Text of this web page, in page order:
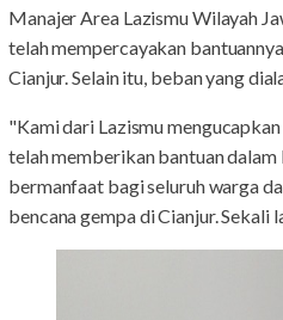
Manajer Area Lazismu Wilayah
telah mempercayakan
Cianjur. Selain itu, beban yang
"Kami dari Lazismu
telah memberikan bantuan dalam
bermanfaat bagi seluruh warga
bencana gempa di Cianjur. Sekali